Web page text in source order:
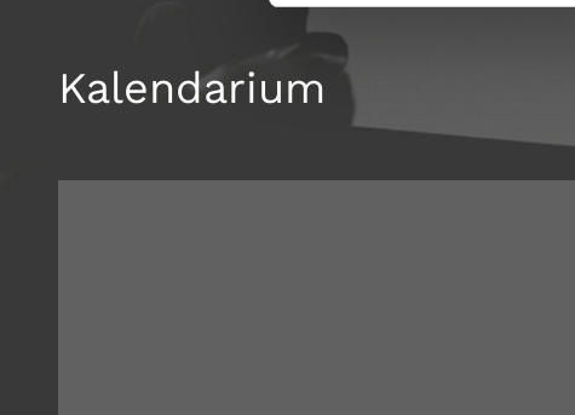
Kalendarium